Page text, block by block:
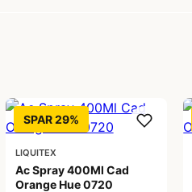
SPAR 29%
LIQUITEX
Ac Spray 400Ml Cad
Orange Hue 0720